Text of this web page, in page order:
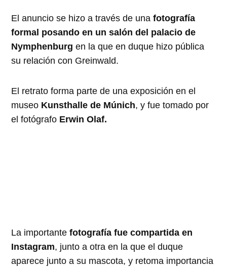
El anuncio se hizo a través de unafotografía
formal posando en un salón del palacio de
Nymphenburg en la que en duque hizo pública
su relación con Greinwald.
El retrato forma parte de una exposición en el
museo Kunsthalle de Múnich, y fue tomado por
el fotógrafo Erwin Olaf.
La importantefotografía fue compartida en
Instagram, junto a otra en la que el duque
aparece junto a su mascota, y retoma importancia